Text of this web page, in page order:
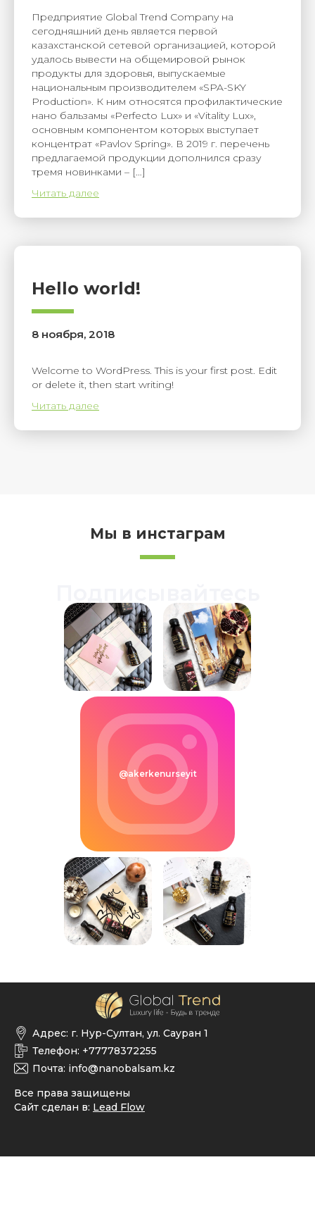
Предприятие Global Trend Company на
сегодняшний день является первой
казахстанской сетевой организацией, которой
удалось вывести на общемировой рынок
продукты для здоровья, выпускаемые
национальным производителем «SPA-SKY
Production». К ним относятся профилактические
нано бальзамы «Perfecto Lux» и «Vitality Lux»,
основным компонентом которых выступает
концентрат «Pavlov Spring». В 2019 г. перечень
предлагаемой продукции дополнился сразу
тремя новинками – […]
Читать далее
Hello world!
8 ноября, 2018
Welcome to WordPress. This is your first post. Edit
or delete it, then start writing!
Читать далее
Мы в инстаграм
@akerkenurseyit
Адрес: г. Нур-Султан, ул. Сауран 1
Телефон: +77778372255
Почта: info@nanobalsam.kz
Все права защищены
Сайт сделан в: Lead Flow